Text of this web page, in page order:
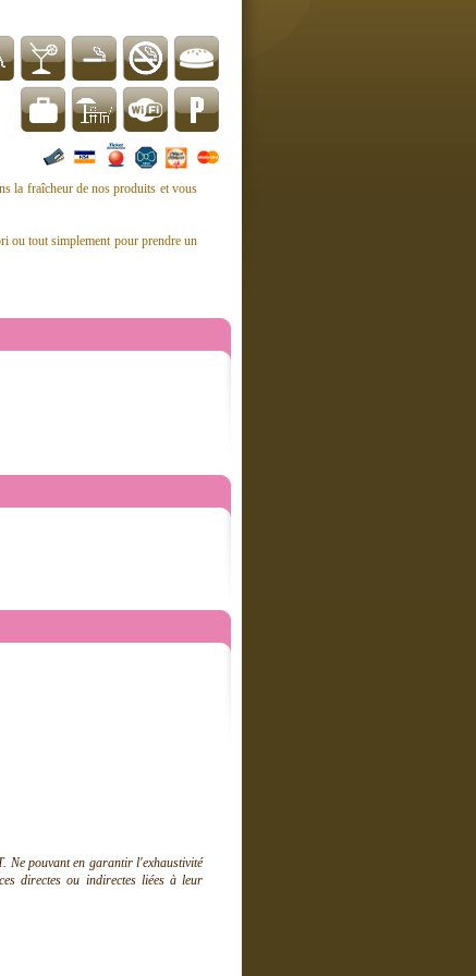
la fraîcheur de nos produits et vous
ou tout simplement pour prendre un
Ne pouvant en garantir l'exhaustivité
directes ou indirectes liées à leur